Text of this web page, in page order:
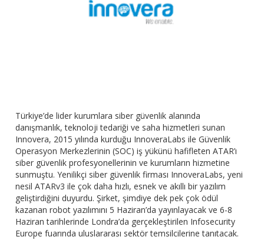
Türkiye’de lider kurumlara siber güvenlik alanında
danışmanlık, teknoloji tedariği ve saha hizmetleri sunan
Innovera, 2015 yılında kurduğu InnoveraLabs ile Güvenlik
Operasyon Merkezlerinin (SOC) iş yükünü hafifleten ATAR’ı
siber güvenlik profesyonellerinin ve kurumların hizmetine
sunmuştu. Yenilikçi siber güvenlik firması InnoveraLabs, yeni
nesil ATARv3 ile çok daha hızlı, esnek ve akıllı bir yazılım
geliştirdiğini duyurdu. Şirket, şimdiye dek pek çok ödül
kazanan robot yazılımını 5 Haziran’da yayınlayacak ve 6-8
Haziran tarihlerinde Londra’da gerçekleştirilen Infosecurity
Europe fuarında uluslararası sektör temsilcilerine tanıtacak.